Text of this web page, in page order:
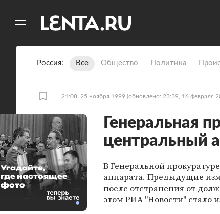
Россия Все Общество Политика
21:08, 25 ноября 1999 (обновлено: 23:39, 16 февраля
Генеральная
центральный
В Генеральной
аппарата. Предыдущие
после отстранения от
этом РИА "Новости" стало
Угадайте,
где настоящее
фото